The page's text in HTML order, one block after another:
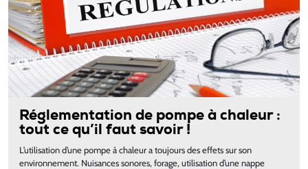
Réglementation de pompe à chaleur :
tout ce qu’il faut savoir !
L’utilisation d’une pompe à chaleur a toujours des effets sur son
environnement. Nuisances sonores, forage, utilisation d’une nappe